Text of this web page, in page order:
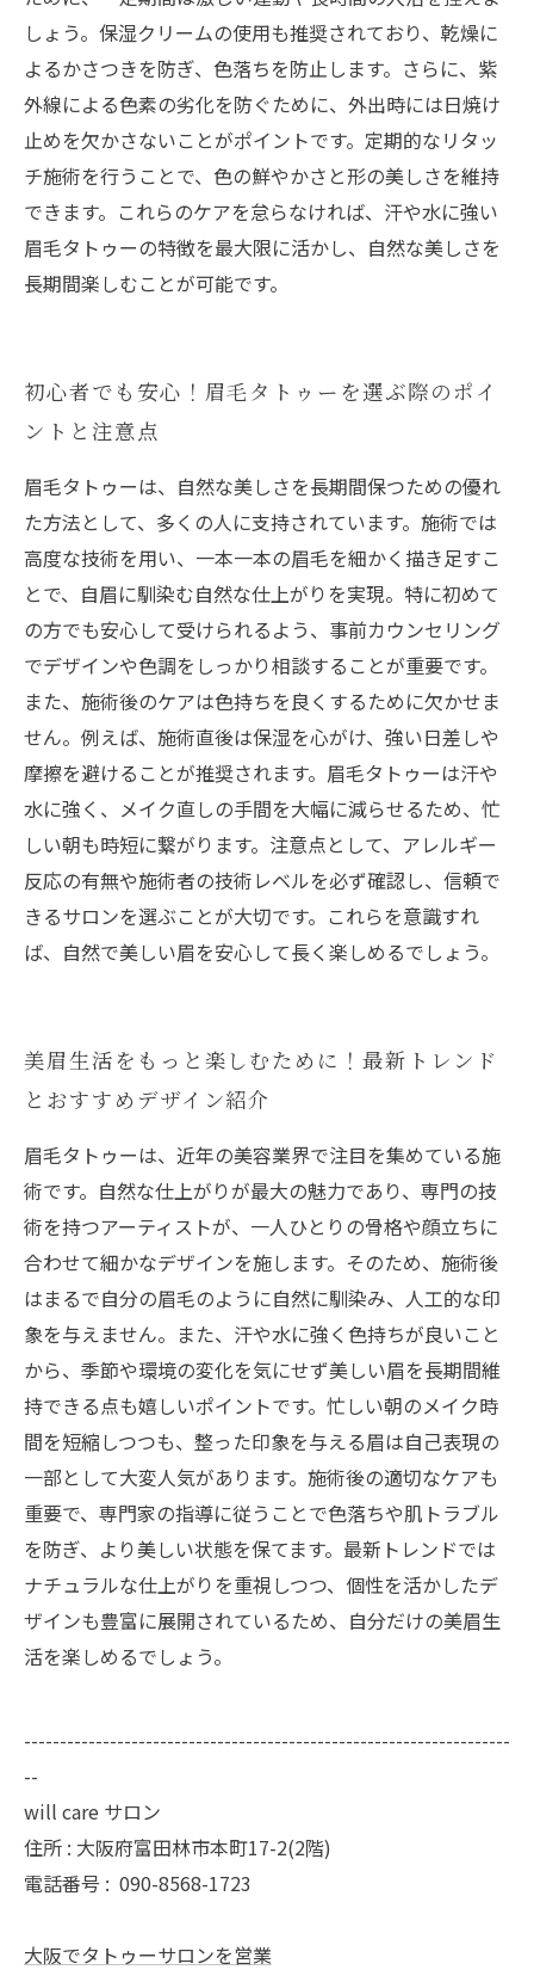
しょう。保湿クリームの使用も推奨されており、乾燥に
よるかさつきを防ぎ、色落ちを防止します。さらに、紫
外線による色素の劣化を防ぐために、外出時には日焼け
止めを欠かさないことがポイントです。定期的なリタッ
チ施術を行うことで、色の鮮やかさと形の美しさを維持
できます。これらのケアを怠らなければ、汗や水に強い
眉毛タトゥーの特徴を最大限に活かし、自然な美しさを
長期間楽しむことが可能です。
初心者でも安心！眉毛タトゥーを選ぶ際のポイ
ントと注意点
眉毛タトゥーは、自然な美しさを長期間保つための優れ
た方法として、多くの人に支持されています。施術では
高度な技術を用い、一本一本の眉毛を細かく描き足すこ
とで、自眉に馴染む自然な仕上がりを実現。特に初めて
の方でも安心して受けられるよう、事前カウンセリング
でデザインや色調をしっかり相談することが重要です。
また、施術後のケアは色持ちを良くするために欠かせま
せん。例えば、施術直後は保湿を心がけ、強い日差しや
摩擦を避けることが推奨されます。眉毛タトゥーは汗や
水に強く、メイク直しの手間を大幅に減らせるため、忙
しい朝も時短に繋がります。注意点として、アレルギー
反応の有無や施術者の技術レベルを必ず確認し、信頼で
きるサロンを選ぶことが大切です。これらを意識すれ
ば、自然で美しい眉を安心して長く楽しめるでしょう。
美眉生活をもっと楽しむために！最新トレンド
とおすすめデザイン紹介
眉毛タトゥーは、近年の美容業界で注目を集めている施
術です。自然な仕上がりが最大の魅力であり、専門の技
術を持つアーティストが、一人ひとりの骨格や顔立ちに
合わせて細かなデザインを施します。そのため、施術後
はまるで自分の眉毛のように自然に馴染み、人工的な印
象を与えません。また、汗や水に強く色持ちが良いこと
から、季節や環境の変化を気にせず美しい眉を長期間維
持できる点も嬉しいポイントです。忙しい朝のメイク時
間を短縮しつつも、整った印象を与える眉は自己表現の
一部として大変人気があります。施術後の適切なケアも
重要で、専門家の指導に従うことで色落ちや肌トラブル
を防ぎ、より美しい状態を保てます。最新トレンドでは
ナチュラルな仕上がりを重視しつつ、個性を活かしたデ
ザインも豊富に展開されているため、自分だけの美眉生
活を楽しめるでしょう。
--------------------------------------------------------------------
--
will care サロン
住所 : 大阪府富田林市本町17-2(2階)
電話番号 : 090-8568-1723
大阪でタトゥーサロンを営業